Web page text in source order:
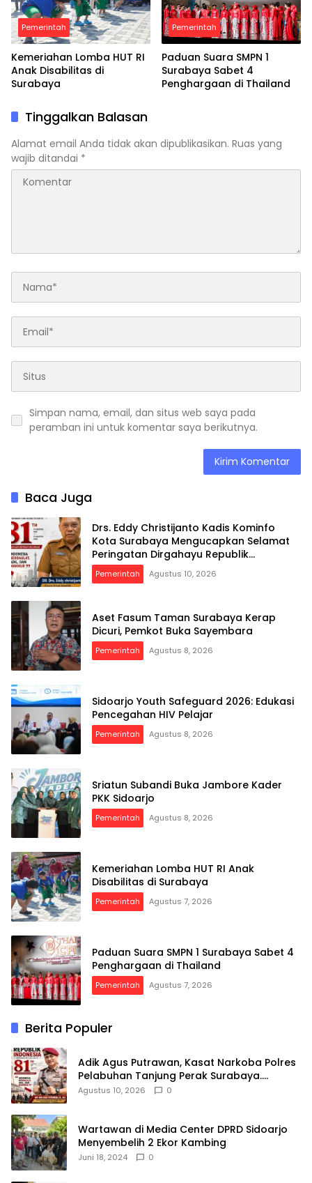
Pemerintah
Kemeriahan Lomba HUT RI
Anak Disabilitas di
Surabaya
Pemerintah
Paduan Suara SMPN 1
Surabaya Sabet 4
Penghargaan di Thailand
Tinggalkan Balasan
Alamat email Anda tidak akan dipublikasikan. Ruas yang
wajib ditandai *
Simpan nama, email, dan situs web saya pada
peramban ini untuk komentar saya berikutnya.
Baca Juga
Drs. Eddy Christijanto Kadis Kominfo
Kota Surabaya Mengucapkan Selamat
Peringatan Dirgahayu Republik
Indonesia ke-81 Th, 17 Agustus 2026
Pemerintah Agustus 10, 2026
Aset Fasum Taman Surabaya Kerap
Dicuri, Pemkot Buka Sayembara
Pemerintah Agustus 8, 2026
Sidoarjo Youth Safeguard 2026: Edukasi
Pencegahan HIV Pelajar
Pemerintah Agustus 8, 2026
Sriatun Subandi Buka Jambore Kader
PKK Sidoarjo
Pemerintah Agustus 8, 2026
Kemeriahan Lomba HUT RI Anak
Disabilitas di Surabaya
Pemerintah Agustus 7, 2026
Paduan Suara SMPN 1 Surabaya Sabet 4
Penghargaan di Thailand
Pemerintah Agustus 7, 2026
Berita Populer
Adik Agus Putrawan, Kasat Narkoba Polres
Pelabuhan Tanjung Perak Surabaya.
Mengucapkan Selamat Peringatan
Agustus 10, 2026 0
Wartawan di Media Center DPRD Sidoarjo
Menyembelih 2 Ekor Kambing
Juni 18, 2024 0